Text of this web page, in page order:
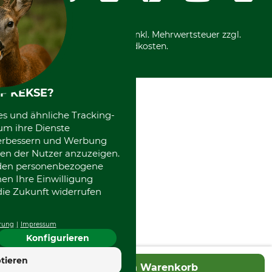
In den Warenkorb
*Alle Preise in Euro und inkl. Mehrwertsteuer zzgl.
Versandkosten.
KEKSE?
und ähnliche Tracking-
ihre Dienste
und Werbung
der Nutzer anzuzeigen.
personenbezogene
Ihre Einwilligung
Zukunft widerrufen
Impressum
Konfigurieren